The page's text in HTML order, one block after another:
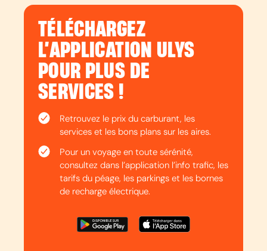
TÉLÉCHARGEZ
L’APPLICATION ULYS
POUR PLUS DE
SERVICES !
Retrouvez le prix du carburant, les
services et les bons plans sur les aires.
Pour un voyage en toute sérénité,
consultez dans l’application l’info trafic, les
tarifs du péage, les parkings et les bornes
de recharge électrique.